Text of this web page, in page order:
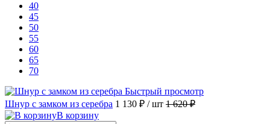
40
45
50
55
60
65
70
Быстрый просмотр
Шнур с замком из серебра 1 130 ₽ / шт 1 620 ₽
В корзину